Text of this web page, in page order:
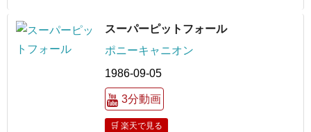
スーパーピットフォール
ポニーキャニオン
1986-09-05
3分動画
🛒 楽天で見る